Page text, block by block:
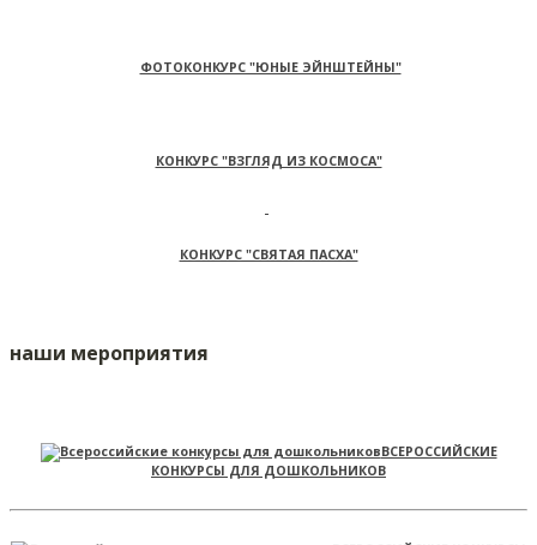
ФОТОКОНКУРС "ЮНЫЕ ЭЙНШТЕЙНЫ"
КОНКУРС "ВЗГЛЯД ИЗ КОСМОСА"
КОНКУРС "СВЯТАЯ ПАСХА"
наши мероприятия
ВСЕРОССИЙСКИЕ
КОНКУРСЫ ДЛЯ ДОШКОЛЬНИКОВ